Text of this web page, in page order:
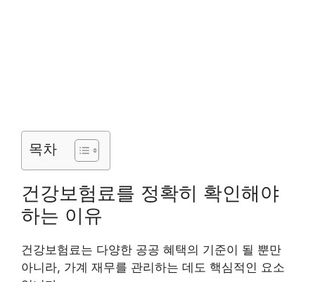
목차
건강보험료를 정확히 확인해야
하는 이유
건강보험료는 다양한 공공 혜택의 기준이 될 뿐만
아니라, 가계 재무를 관리하는 데도 핵심적인 요소